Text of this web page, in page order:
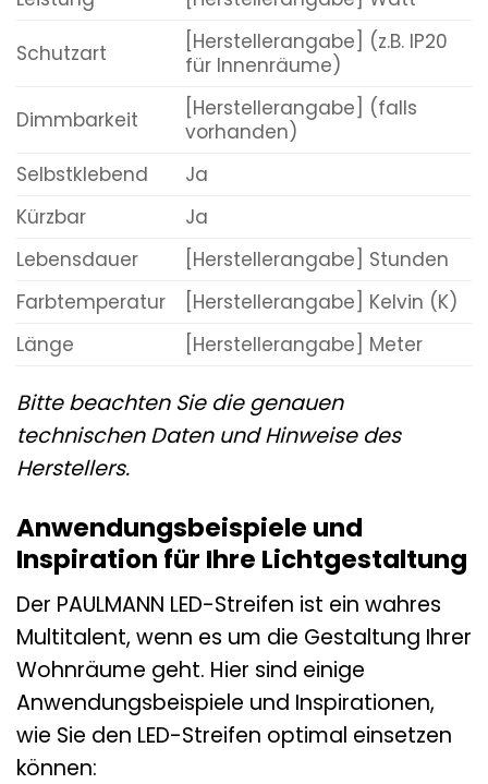
Schutzart
[Herstellerangabe] (z.B. IP20
für Innenräume)
Dimmbarkeit
[Herstellerangabe] (falls
vorhanden)
Selbstklebend
Ja
Kürzbar
Ja
Lebensdauer
[Herstellerangabe] Stunden
Farbtemperatur
[Herstellerangabe] Kelvin (K)
Länge
[Herstellerangabe] Meter
Bitte beachten Sie die genauen
technischen Daten und Hinweise des
Herstellers.
Anwendungsbeispiele und
Inspiration für Ihre Lichtgestaltung
Der PAULMANN LED-Streifen ist ein wahres
Multitalent, wenn es um die Gestaltung Ihrer
Wohnräume geht. Hier sind einige
Anwendungsbeispiele und Inspirationen,
wie Sie den LED-Streifen optimal einsetzen
können: